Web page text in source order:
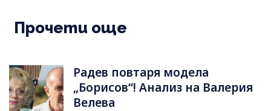
Прочети още
Радев повтаря модела
„Борисов“! Анализ на Валерия
Велева